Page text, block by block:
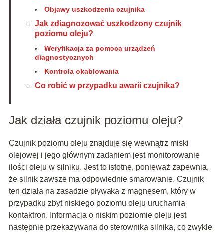
Objawy uszkodzenia czujnika
Jak zdiagnozować uszkodzony czujnik
poziomu oleju?
Weryfikacja za pomocą urządzeń
diagnostycznych
Kontrola okablowania
Co robić w przypadku awarii czujnika?
Jak działa czujnik poziomu oleju?
Czujnik poziomu oleju znajduje się wewnątrz miski
olejowej i jego głównym zadaniem jest monitorowanie
ilości oleju w silniku. Jest to istotne, ponieważ zapewnia,
że silnik zawsze ma odpowiednie smarowanie. Czujnik
ten działa na zasadzie pływaka z magnesem, który w
przypadku zbyt niskiego poziomu oleju uruchamia
kontaktron. Informacja o niskim poziomie oleju jest
następnie przekazywana do sterownika silnika, co zwykle